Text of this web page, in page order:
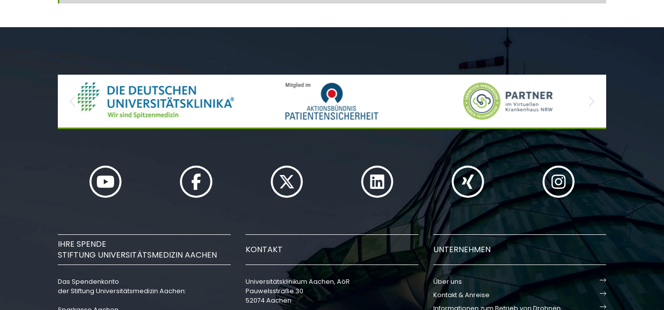
Previous Next
IHRE SPENDE
STIFTUNG UNIVERSITÄTSMEDIZIN AACHEN
Das Spendenkonto
der Stiftung Universitätsmedizin Aachen:
KONTAKT
Universitätsklinikum Aachen, AöR
Pauwelsstraße 30
52074 Aachen
UNTERNEHMEN
Über uns
Kontakt & Anreise
Informationen zum Betrieb von Drohnen